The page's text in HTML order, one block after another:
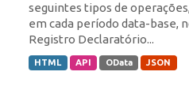
seguintes tipos de
em cada período data-base,
Registro Declaratório...
HTML API OData JSON